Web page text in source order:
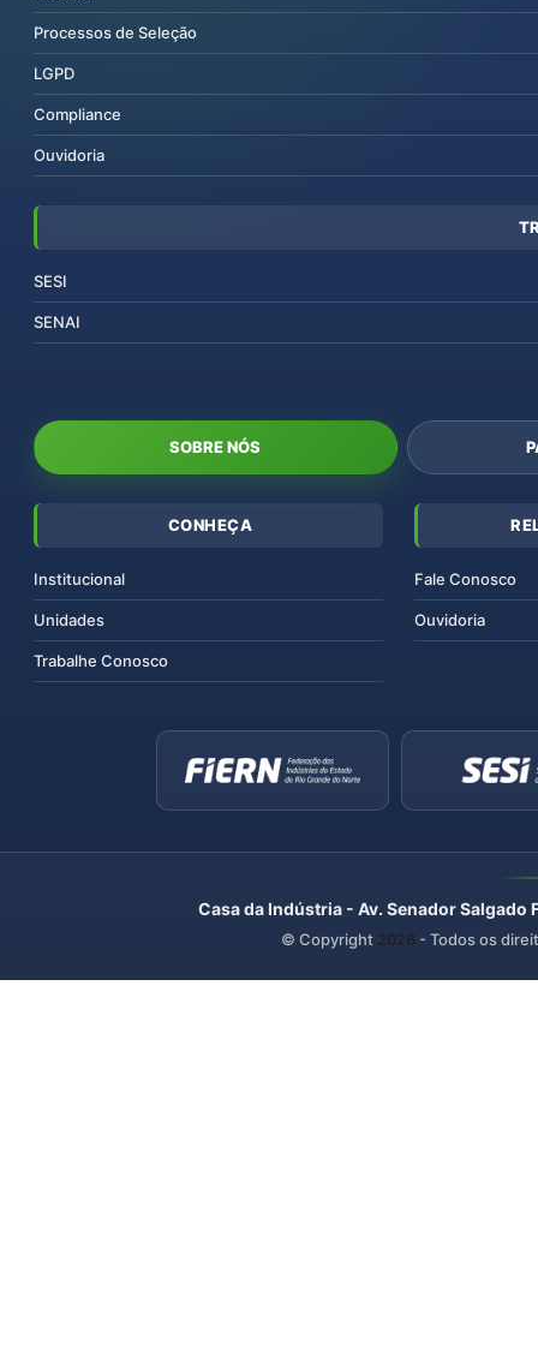
Processos de Seleção
LGPD
Compliance
Ouvidoria
SESI
SENAI
SOBRE NÓS
CONHEÇA
Institucional
Unidades
Trabalhe Conosco
Fale Conosco
Ouvidoria
Casa da Indústria - Av. Senador
© Copyright 2026 - Todos os